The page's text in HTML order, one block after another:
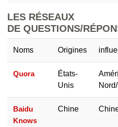
LES RÉSEAUX
DE QUESTIONS/
Noms Origines
Quora
États-
Unis
Baidu
Knows
Chine